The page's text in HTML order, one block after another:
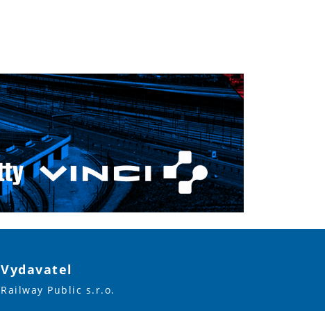
Vydavatel
Railway Public s.r.o.